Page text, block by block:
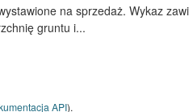
na sprzedaż. Wykaz
gruntu i...
API).